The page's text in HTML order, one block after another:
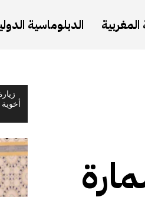
الدبلوماسية
أخوية